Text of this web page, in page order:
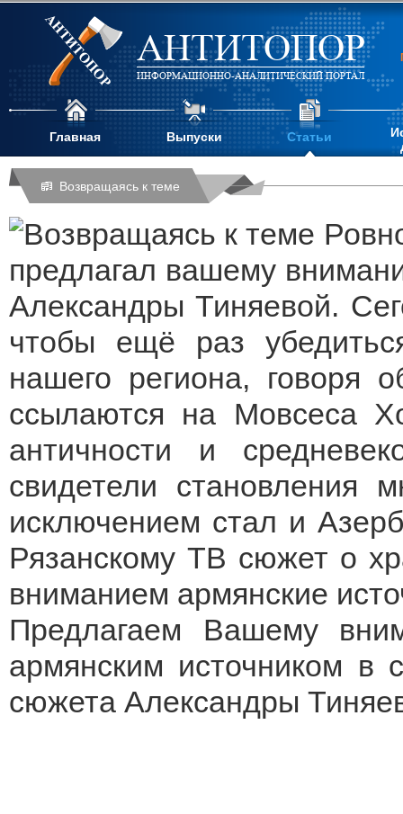
АНТИТОПОР
ИНФОРМАЦИОННО-АНАЛИТИЧЕСКИЙ ПОРТАЛ
Главная Выпуски Статьи
Возвращаясь к теме
предлагал вашему
Александры Тиняевой.
чтобы ещё раз
нашего региона, говоря
ссылаются на Мовсеса
античности и
свидетели становления
исключением стал и
Рязанскому ТВ сюжет о
вниманием армянские
Предлагаем Вашему
армянским источником в
сюжета Александры